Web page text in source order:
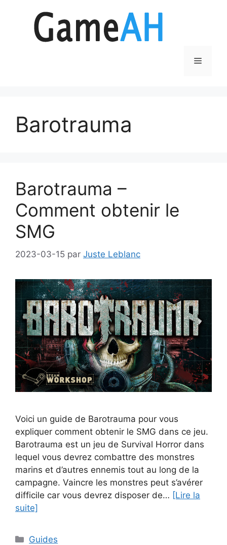
Menu
Barotrauma
Barotrauma –
Comment obtenir le
SMG
2023-03-15 par Juste Leblanc
Voici un guide de Barotrauma pour vous
expliquer comment obtenir le SMG dans ce jeu.
Barotrauma est un jeu de Survival Horror dans
lequel vous devrez combattre des monstres
marins et d’autres ennemis tout au long de la
campagne. Vaincre les monstres peut s’avérer
difficile car vous devrez disposer de… [Lire la
suite]
Catégories
Guides